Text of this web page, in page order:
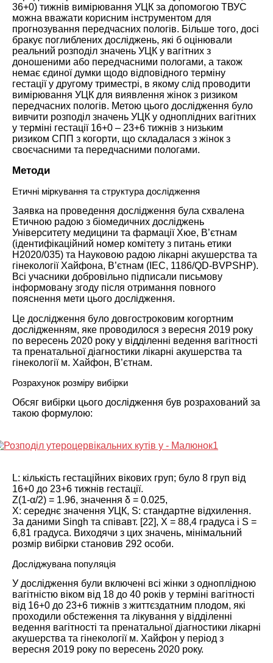
36+0) тижнів вимірювання УЦК за допомогою ТВУС
можна вважати корисним інструментом для
прогнозування передчасних пологів. Більше того, досі
бракує поглиблених досліджень, які б оцінювали
реальний розподіл значень УЦК у вагітних з
доношеними або передчасними пологами, а також
немає єдиної думки щодо відповідного терміну
гестації у другому триместрі, в якому слід проводити
вимірювання УЦК для виявлення жінок з ризиком
передчасних пологів. Метою цього дослідження було
вивчити розподіл значень УЦК у одноплідних вагітних
у терміні гестації 16+0 – 23+6 тижнів з низьким
ризиком СПП з когорти, що складалася з жінок з
своєчасними та передчасними пологами.
Методи
Етичні міркування та структура дослідження
Заявка на проведення дослідження була схвалена
Етичною радою з біомедичних досліджень
Університету медицини та фармації Хюе, В’єтнам
(ідентифікаційний номер комітету з питань етики
H2020/035) та Науковою радою лікарні акушерства та
гінекології Хайфона, В’єтнам (IEC, 1186/QD-BVPSHP).
Всі учасники добровільно підписали письмову
інформовану згоду після отримання повного
пояснення мети цього дослідження.
Це дослідження було довгостроковим когортним
дослідженням, яке проводилося з вересня 2019 року
по вересень 2020 року у відділенні ведення вагітності
та пренатальної діагностики лікарні акушерства та
гінекології м. Хайфон, В’єтнам.
Розрахунок розміру вибірки
Обсяг вибірки цього дослідження був розрахований за
такою формулою:
L: кількість гестаційних вікових груп; було 8 груп від
16+0 до 23+6 тижнів гестації.
Z(1-α/2) = 1.96, значення δ = 0.025,
X: середнє значення УЦК, S: стандартне відхилення.
За даними Singh та співавт. [22], X = 88,4 градуса і S =
6,81 градуса. Виходячи з цих значень, мінімальний
розмір вибірки становив 292 особи.
Досліджувана популяція
У дослідження були включені всі жінки з одноплідною
вагітністю віком від 18 до 40 років у терміні вагітності
від 16+0 до 23+6 тижнів з життєздатним плодом, які
проходили обстеження та лікування у відділенні
ведення вагітності та пренатальної діагностики лікарні
акушерства та гінекології м. Хайфон у період з
вересня 2019 року по вересень 2020 року.